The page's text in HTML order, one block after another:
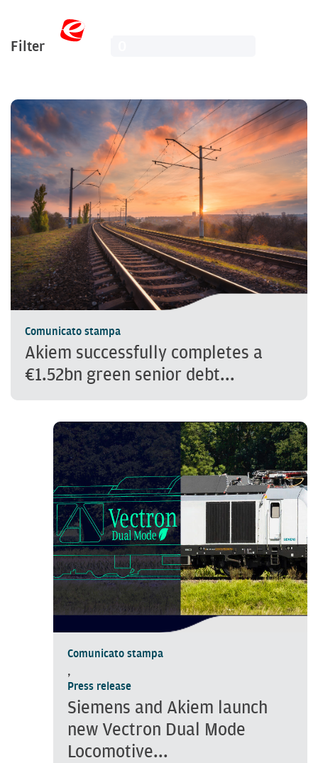
Filter
Comunicato stampa
Akiem successfully completes a
€1.52bn green senior debt...
Comunicato stampa
,
Press release
Siemens and Akiem launch
new Vectron Dual Mode
Locomotive...